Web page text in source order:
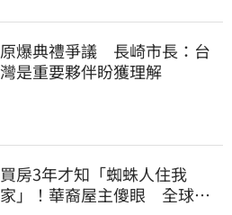
原爆典禮爭議 長崎市長：台
灣是重要夥伴盼獲理解
買房3年才知「蜘蛛人住我
家」！華裔屋主傻眼 全球童